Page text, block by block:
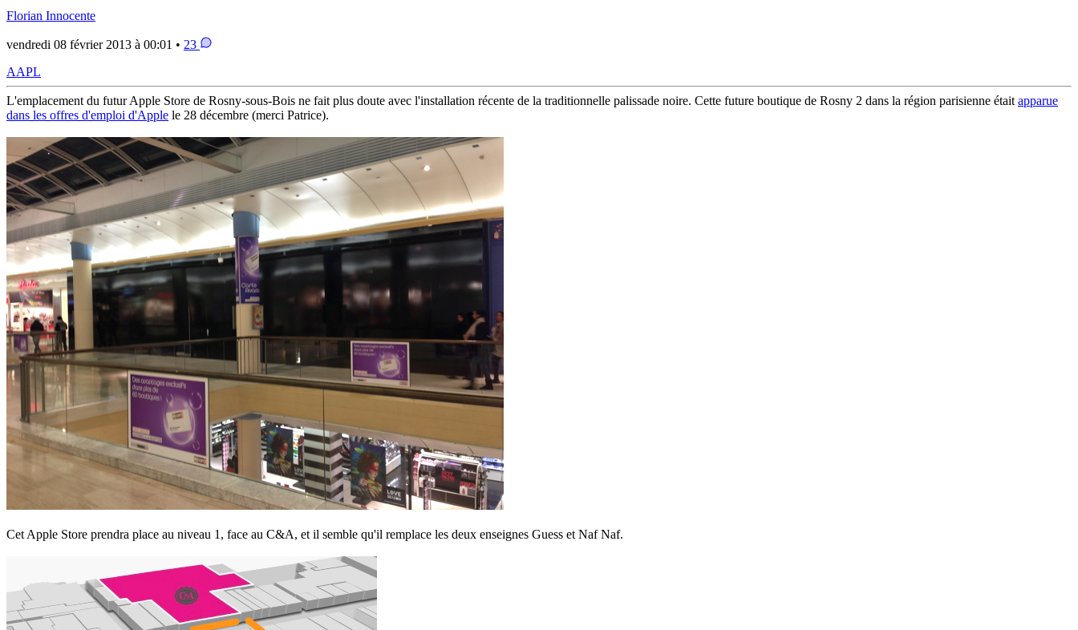
Florian Innocente
vendredi 08 février 2013 à 00:01 • 23
AAPL
L'emplacement du futur Apple Store de Rosny-sous-Bois ne fait plus doute avec l'installation récente de la traditionnelle palissade noire. Cette future boutique de Rosny 2 dans la région parisienne était apparue
dans les offres d'emploi d'Apple le 28 décembre (merci Patrice).
Cet Apple Store prendra place au niveau 1, face au C&A, et il semble qu'il remplace les deux enseignes Guess et Naf Naf.